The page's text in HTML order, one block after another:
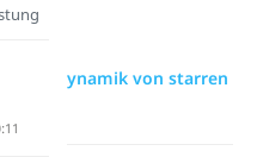
Dynamik von starren